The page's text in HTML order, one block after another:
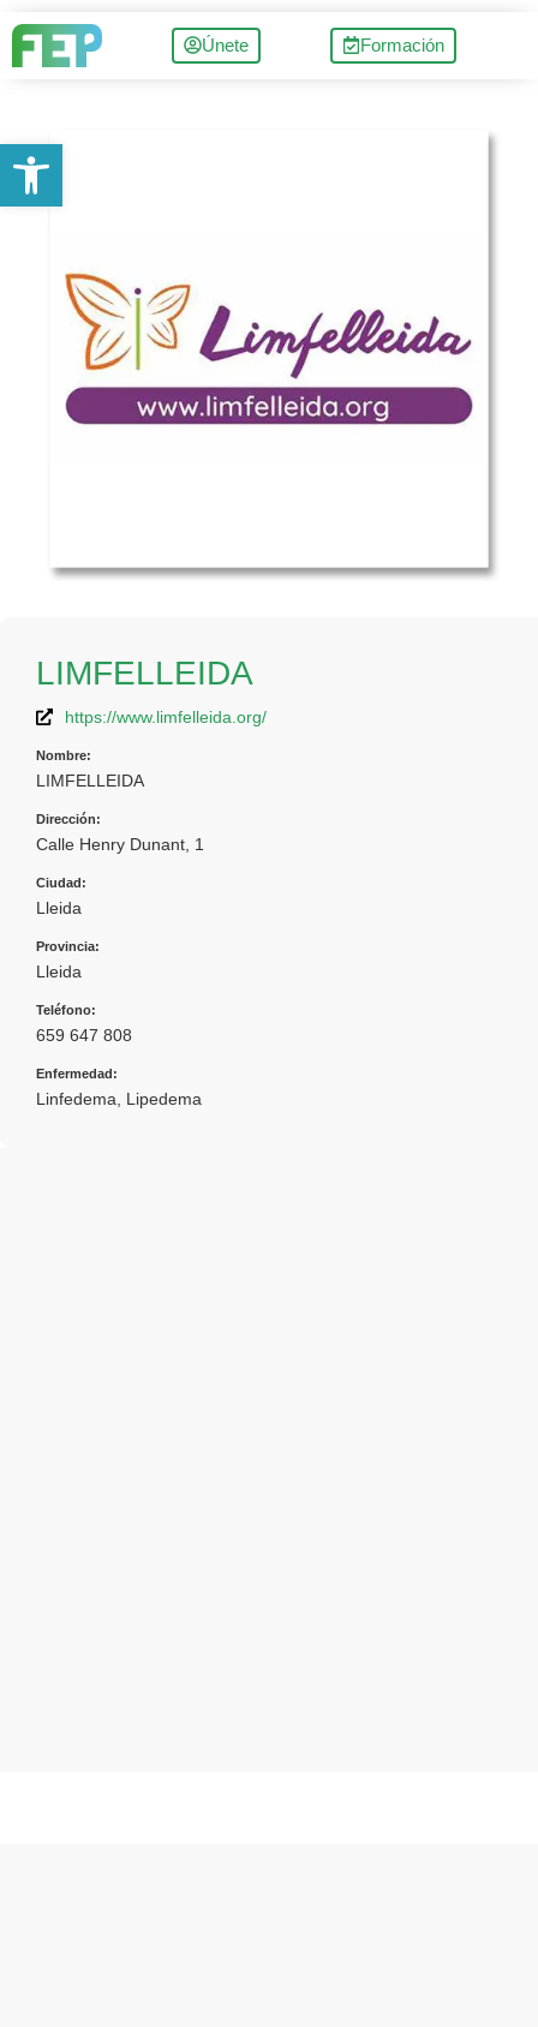
Únete Formación
LIMFELLEIDA
https://www.limfelleida.org/
Nombre:
LIMFELLEIDA
Dirección:
Calle Henry Dunant, 1
Ciudad:
Lleida
Provincia:
Lleida
Teléfono:
659 647 808
Enfermedad:
Linfedema Lipedema
Abrir barra de herramientas